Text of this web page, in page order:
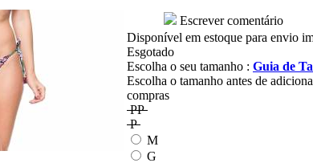
Escrever comentário
Disponível em estoque para envio
Esgotado
Escolha o seu tamanho : Guia de
Escolha o tamanho antes de
compras
PP
P
M
G